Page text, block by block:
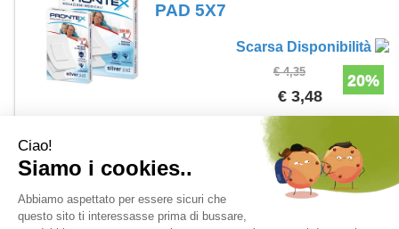
PAD 5X7
Scarsa Disponibilità
20%
€ 4,35
€ 3,48
1 2 3 >>>>